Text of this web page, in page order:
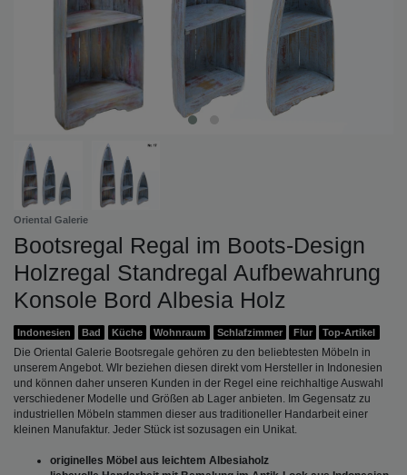
Oriental Galerie
Bootsregal Regal im Boots-Design
Holzregal Standregal Aufbewahrung
Konsole Bord Albesia Holz
Indonesien Bad Küche Wohnraum Schlafzimmer Flur Top-Artikel
Die Oriental Galerie Bootsregale gehören zu den beliebtesten Möbeln in
unserem Angebot. WIr beziehen diesen direkt vom Hersteller in Indonesien
und können daher unseren Kunden in der Regel eine reichhaltige Auswahl
verschiedener Modelle und Größen ab Lager anbieten. Im Gegensatz zu
industriellen Möbeln stammen dieser aus traditioneller Handarbeit einer
kleinen Manufaktur. Jeder Stück ist sozusagen ein Unikat.
originelles Möbel aus leichtem Albesiaholz